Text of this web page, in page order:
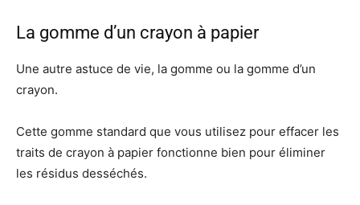
La gomme d’un crayon à papier
Une autre astuce de vie, la gomme ou la gomme d’un
crayon.
Cette gomme standard que vous utilisez pour effacer les
traits de crayon à papier fonctionne bien pour éliminer
les résidus desséchés.